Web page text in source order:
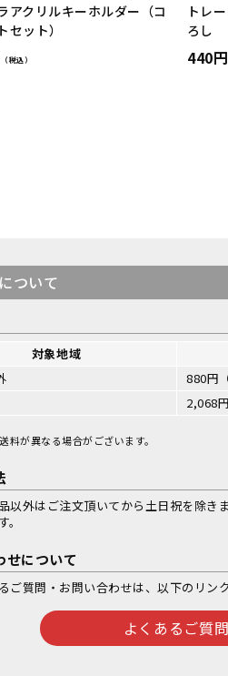
アクリルキーホルダー（コ
セット）
（税込）
トレ
ろし
440円
ついて
対象地域
880円
2,068
料が異なる場合がございます。
以外はご注文頂いてから土日祝を除き
せについて
ご質問・お問い合わせは、以下のリン
よくあるご質問